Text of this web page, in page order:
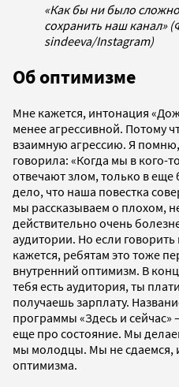
«Как бы ни было
сохранить наш канал»
sindeeva/Instagram)
Об оптимизме
Мне кажется, интонация
менее агрессивной. Потому
взаимную агрессию. Я
говорила: «Когда мы в кого-
отвечают злом, только в
дело, что наша повестка
мы рассказываем о плохом,
действительно очень
аудитории. Но если
кажется, ребятам это тоже
внутренний оптимизм. В
тебя есть аудитория, ты
получаешь зарплату.
программы «Здесь и сейчас»
еще про состояние. Мы
мы молодцы. Мы не сдаемся,
оптимизма.